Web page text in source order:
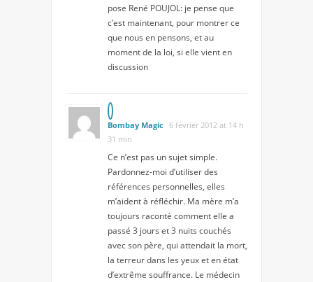
pose René POUJOL: je pense que
c’est maintenant, pour montrer ce
que nous en pensons, et au
moment de la loi, si elle vient en
discussion
Bombay Magic 6 février 2012 at 14 h
31 min
Ce n’est pas un sujet simple.
Pardonnez-moi d’utiliser des
références personnelles, elles
m’aident à réfléchir. Ma mère m’a
toujours raconté comment elle a
passé 3 jours et 3 nuits couchés
avec son père, qui attendait la mort,
la terreur dans les yeux et en état
d’extrême souffrance. Le médecin